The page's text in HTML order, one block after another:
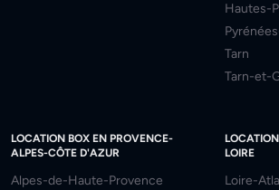
Hautes-
Tarn
Tarn-et-
LOCATION BOX EN PROVENCE-
ALPES-CÔTE D'AZUR
Alpes-de-Haute-Provence
LOIRE
Loire-